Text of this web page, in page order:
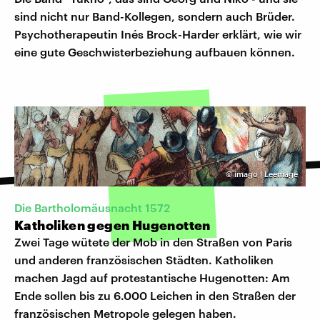
sind nicht nur Band-Kollegen, sondern auch Brüder.
Psychotherapeutin Inés Brock-Harder erklärt, wie wir
eine gute Geschwisterbeziehung aufbauen können.
©imago | Leemage
Die Bartholomäusnacht 1572
Katholiken gegen Hugenotten
Zwei Tage wütete der Mob in den Straßen von Paris
und anderen französischen Städten. Katholiken
machen Jagd auf protestantische Hugenotten: Am
Ende sollen bis zu 6.000 Leichen in den Straßen der
französischen Metropole gelegen haben.